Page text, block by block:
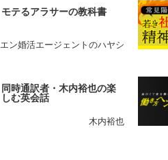
モテるアラサーの教科書
エン婚活エージェントのハヤシ
同時通訳者・木内裕也の楽
しむ英会話
木内裕也